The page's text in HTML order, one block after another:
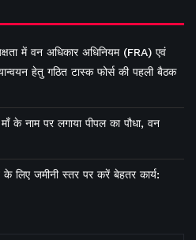
में वन अधिकार अधिनियम (FRA) एवं
हेतु गठित टास्क फोर्स की पहली बैठक
के नाम पर लगाया पीपल का पौधा, वन
लिए जमीनी स्तर पर करें बेहतर कार्य: